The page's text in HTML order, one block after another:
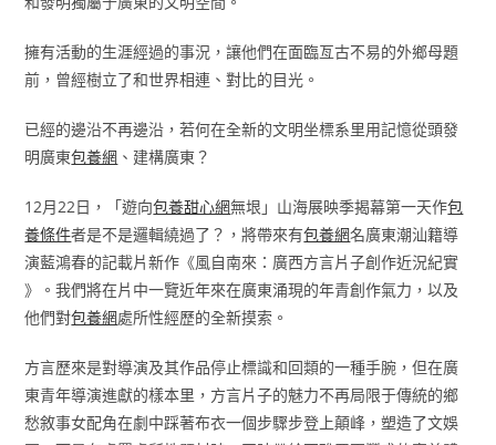
擁有活動的生涯經過的事況，讓他們在面臨亙古不易的外鄉母題
前，曾經樹立了和世界相連、對比的目光。
已經的邊沿不再邊沿，若何在全新的文明坐標系里用記憶從頭發
明廣東包養網 、建構廣東？
12月22日，「遊向包養甜心網無垠」山海展映季揭幕第一天作包
養條件者是不是邏輯繞過了？，將帶來有包養網名廣東潮汕籍導
演藍鴻春的記載片新作《風自南來：廣西方言片子創作近況紀實
》。我們將在片中一覽近年來在廣東涌現的年青創作氣力，以及
他們對包養網處所性經歷的全新摸索。
方言歷來是對導演及其作品停止標識和回類的一種手腕，但在廣
東青年導演進獻的樣本里，方言片子的魅力不再局限于傳統的鄉
愁敘事女配角在劇中踩著布衣一個步驟步登上顛峰，塑造了文娛